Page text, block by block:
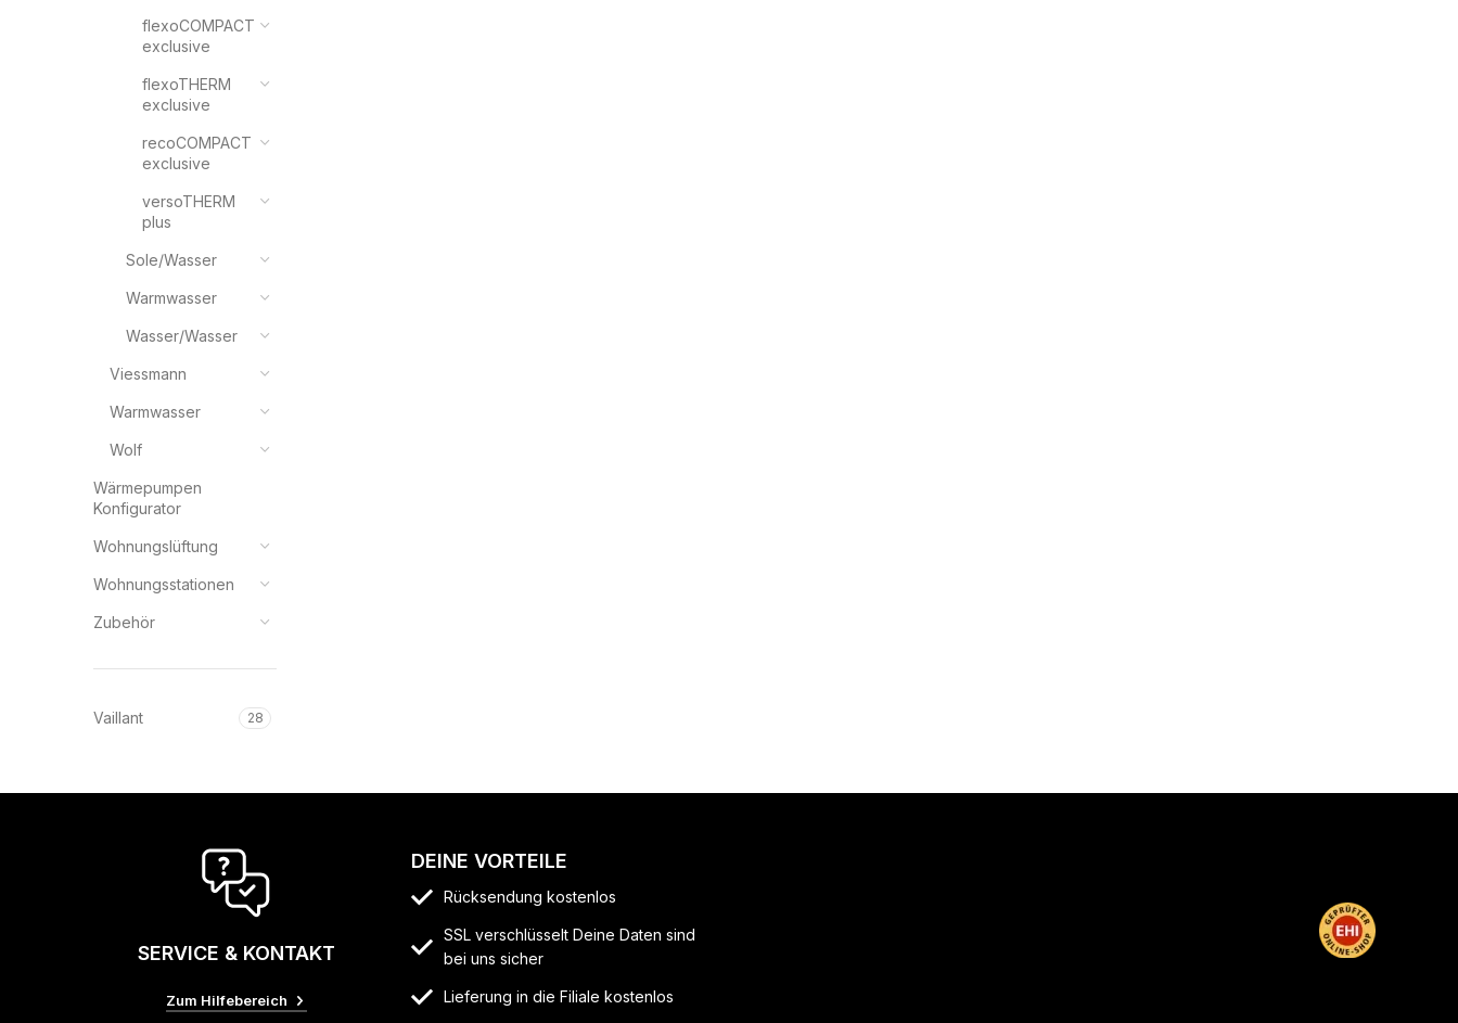
flexoCOMPACT
exclusive
flexoTHERM
exclusive
recoCOMPACT
exclusive
versoTHERM
plus
Sole/Wasser
Warmwasser
Wasser/Wasser
Viessmann
Warmwasser
Wolf
Wärmepumpen
Konfigurator
Wohnungslüftung
Wohnungsstationen
Zubehör
Vaillant 28
SERVICE & KONTAKT
Zum Hilfebereich
DEINE VORTEILE
Rücksendung kostenlos
SSL verschlüsselt Deine Daten sind
bei uns sicher
Lieferung in die Filiale kostenlos